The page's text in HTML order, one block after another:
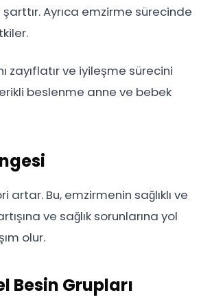
Ayrıca emzirme sürecinde
zayıflatır ve iyileşme sürecini
beslenme anne ve bebek
Bu, emzirmenin sağlıklı ve
ve sağlık sorunlarına yol
olur.
Besin Grupları